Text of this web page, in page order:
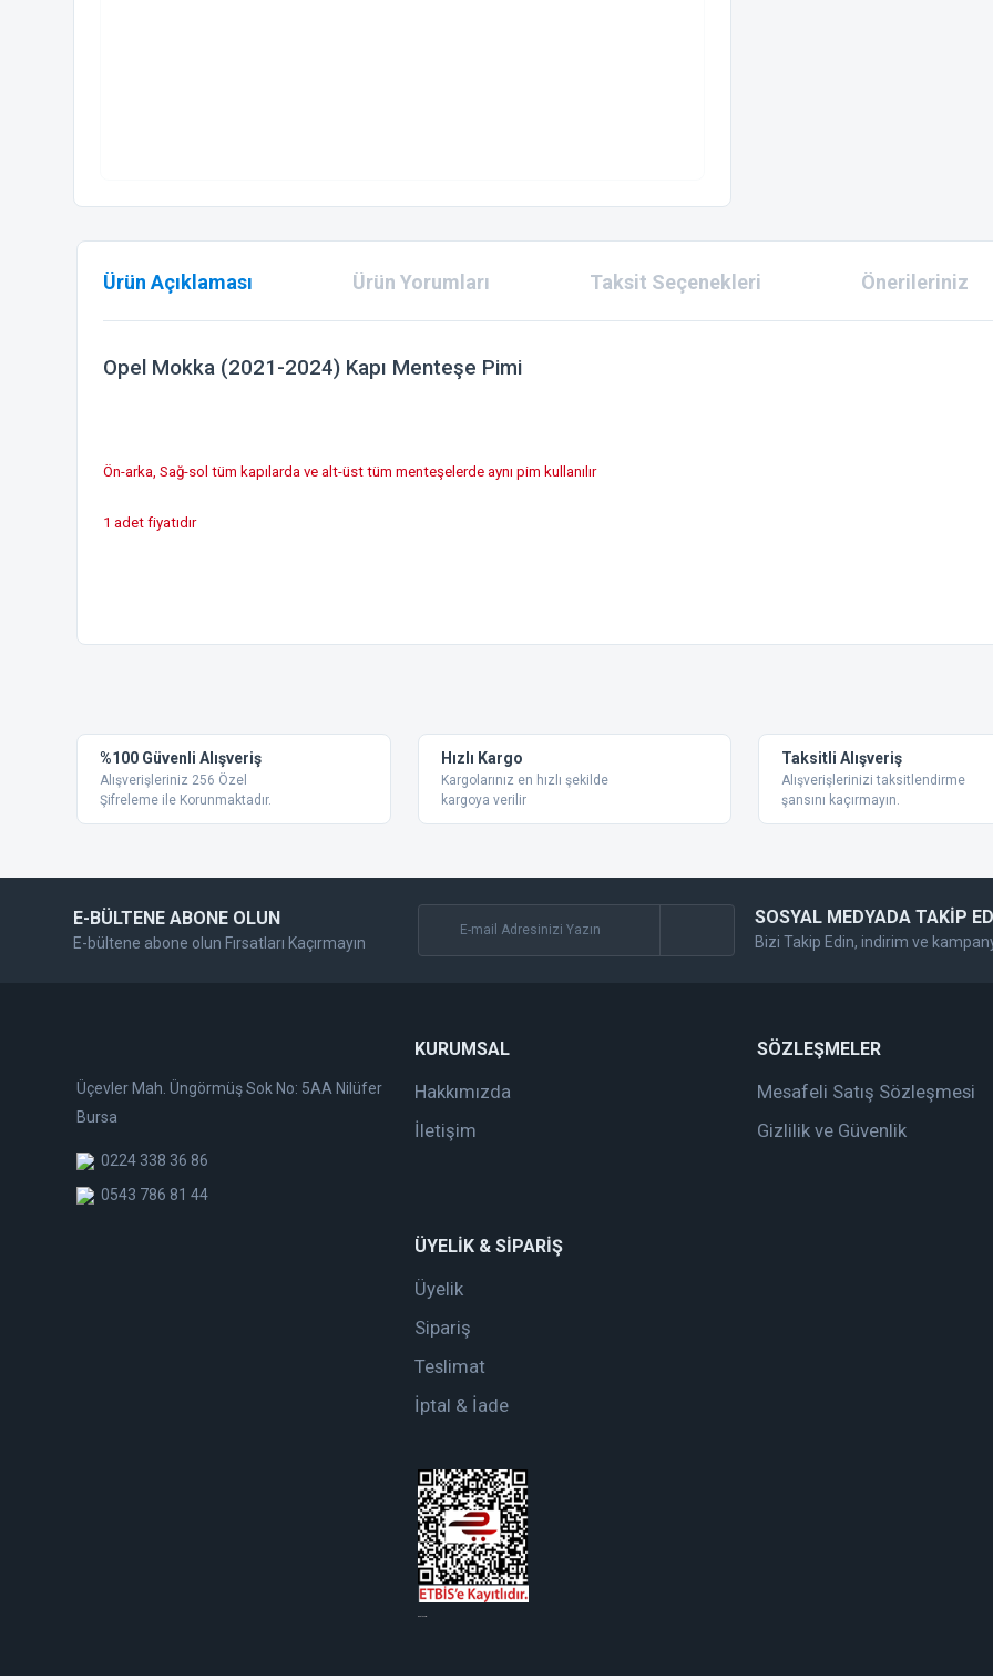
Ürün Açıklaması Ürün Yorumları Taksit Seçenekleri Önerileriniz
Opel Mokka (2021-2024) Kapı Menteşe Pimi
Ön-arka, Sağ-sol tüm kapılarda ve alt-üst tüm menteşelerde aynı pim kullanılır
1 adet fiyatıdır
Ürün resmi kalitesiz, bozuk veya görüntülenemiyor.
Ürün açıklamasında eksik bilgiler bulunuyor.
Ürün bilgilerinde hatalar bulunuyor.
Ürün fiyatı diğer sitelerden daha pahalı.
%100 Güvenli Alışveriş
Alışverişleriniz 256 Özel
Şifreleme ile Korunmaktadır.
Hızlı Kargo
Kargolarınız en hızlı şekilde
kargoya verilir
Taksitli Alışveriş
Alışverişlerinizi taksitlendirme
şansını kaçırmayın.
E-BÜLTENE ABONE OLUN
E-bültene abone olun Fırsatları Kaçırmayın
SOSYAL MEDYADA TAKİP
Bizi Takip Edin, indirim ve
Üçevler Mah. Üngörmüş Sok No: 5AA Nilüfer
Bursa
0224 338 36 86
0543 786 81 44
KURUMSAL
Hakkımızda
İletişim
SÖZLEŞMELER
Mesafeli Satış Sözleşmesi
Gizlilik ve Güvenlik
ÜYELİK & SİPARİŞ
Üyelik
Sipariş
Teslimat
İptal & İade